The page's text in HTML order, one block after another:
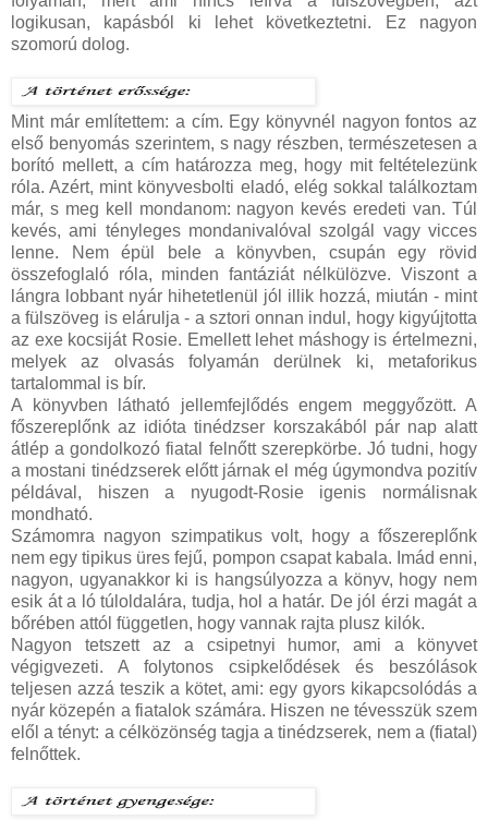
logikusan, kapásból ki lehet következtetni. Ez nagyon
szomorú dolog.
Mint már említettem: a cím. Egy könyvnél nagyon fontos az
első benyomás szerintem, s nagy részben, természetesen a
borító mellett, a cím határozza meg, hogy mit feltételezünk
róla. Azért, mint könyvesbolti eladó, elég sokkal találkoztam
már, s meg kell mondanom: nagyon kevés eredeti van. Túl
kevés, ami tényleges mondanivalóval szolgál vagy vicces
lenne. Nem épül bele a könyvben, csupán egy rövid
összefoglaló róla, minden fantáziát nélkülözve. Viszont a
lángra lobbant nyár hihetetlenül jól illik hozzá, miután - mint
a fülszöveg is elárulja - a sztori onnan indul, hogy kigyújtotta
az exe kocsiját Rosie. Emellett lehet máshogy is értelmezni,
melyek az olvasás folyamán derülnek ki, metaforikus
tartalommal is bír.
A könyvben látható jellemfejlődés engem meggyőzött. A
főszereplőnk az idióta tinédzser korszakából pár nap alatt
átlép a gondolkozó fiatal felnőtt szerepkörbe. Jó tudni, hogy
a mostani tinédzserek előtt járnak el még úgymondva pozitív
példával, hiszen a nyugodt-Rosie igenis normálisnak
mondható.
Számomra nagyon szimpatikus volt, hogy a főszereplőnk
nem egy tipikus üres fejű, pompon csapat kabala. Imád enni,
nagyon, ugyanakkor ki is hangsúlyozza a könyv, hogy nem
esik át a ló túloldalára, tudja, hol a határ. De jól érzi magát a
bőrében attól független, hogy vannak rajta plusz kilók.
Nagyon tetszett az a csipetnyi humor, ami a könyvet
végigvezeti. A folytonos csipkelődések és beszólások
teljesen azzá teszik a kötet, ami: egy gyors kikapcsolódás a
nyár közepén a fiatalok számára. Hiszen ne tévesszük szem
elől a tényt: a célközönség tagja a tinédzserek, nem a (fiatal)
felnőttek.